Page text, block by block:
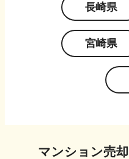
長崎県
宮崎県
マンション売